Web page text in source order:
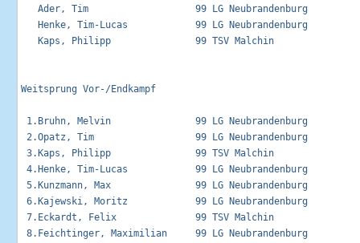
Ader, Tim                   99 LG Neubrandenburg
Henke, Tim-Lucas            99 LG Neubrandenburg
Kaps, Philipp               99 TSV Malchin
Weitsprung Vor-/Endkampf
1.Bruhn, Melvin               99 LG
2.Opatz, Tim                  99 LG
3.Kaps, Philipp               99 TSV Malchin
4.Henke, Tim-Lucas            99 LG
5.Kunzmann, Max               99 LG
6.Kajewski, Moritz            99 LG
7.Eckardt, Felix              99 TSV Malchin
8.Feichtinger, Maximilian     99 LG